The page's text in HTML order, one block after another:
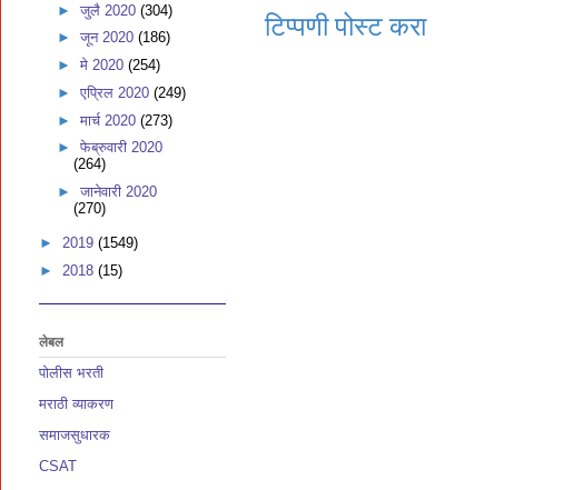
टिप्पणी पोस्ट करा
► जुलै 2020 (304)
► जून 2020 (186)
► मे 2020 (254)
► एप्रिल 2020 (249)
► मार्च 2020 (273)
► फेब्रुवारी 2020
(264)
► जानेवारी 2020
(270)
► 2019 (1549)
► 2018 (15)
लेबल
पोलीस भरती
मराठी व्याकरण
समाजसुधारक
CSAT